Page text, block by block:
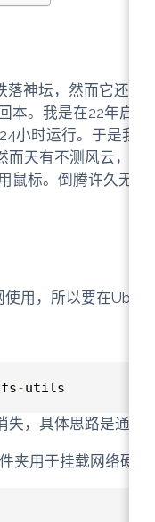
落神坛，然而它还是
本。我是在22年启
小时运行。于是我
天有不测风云，最
鼠标。倒腾许久无
用，所以要在
-utils
失，具体思路是通
夹用于挂载网络硬盘